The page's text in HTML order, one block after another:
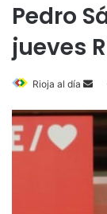
Pedro
jueves
Rioja al día
n
n